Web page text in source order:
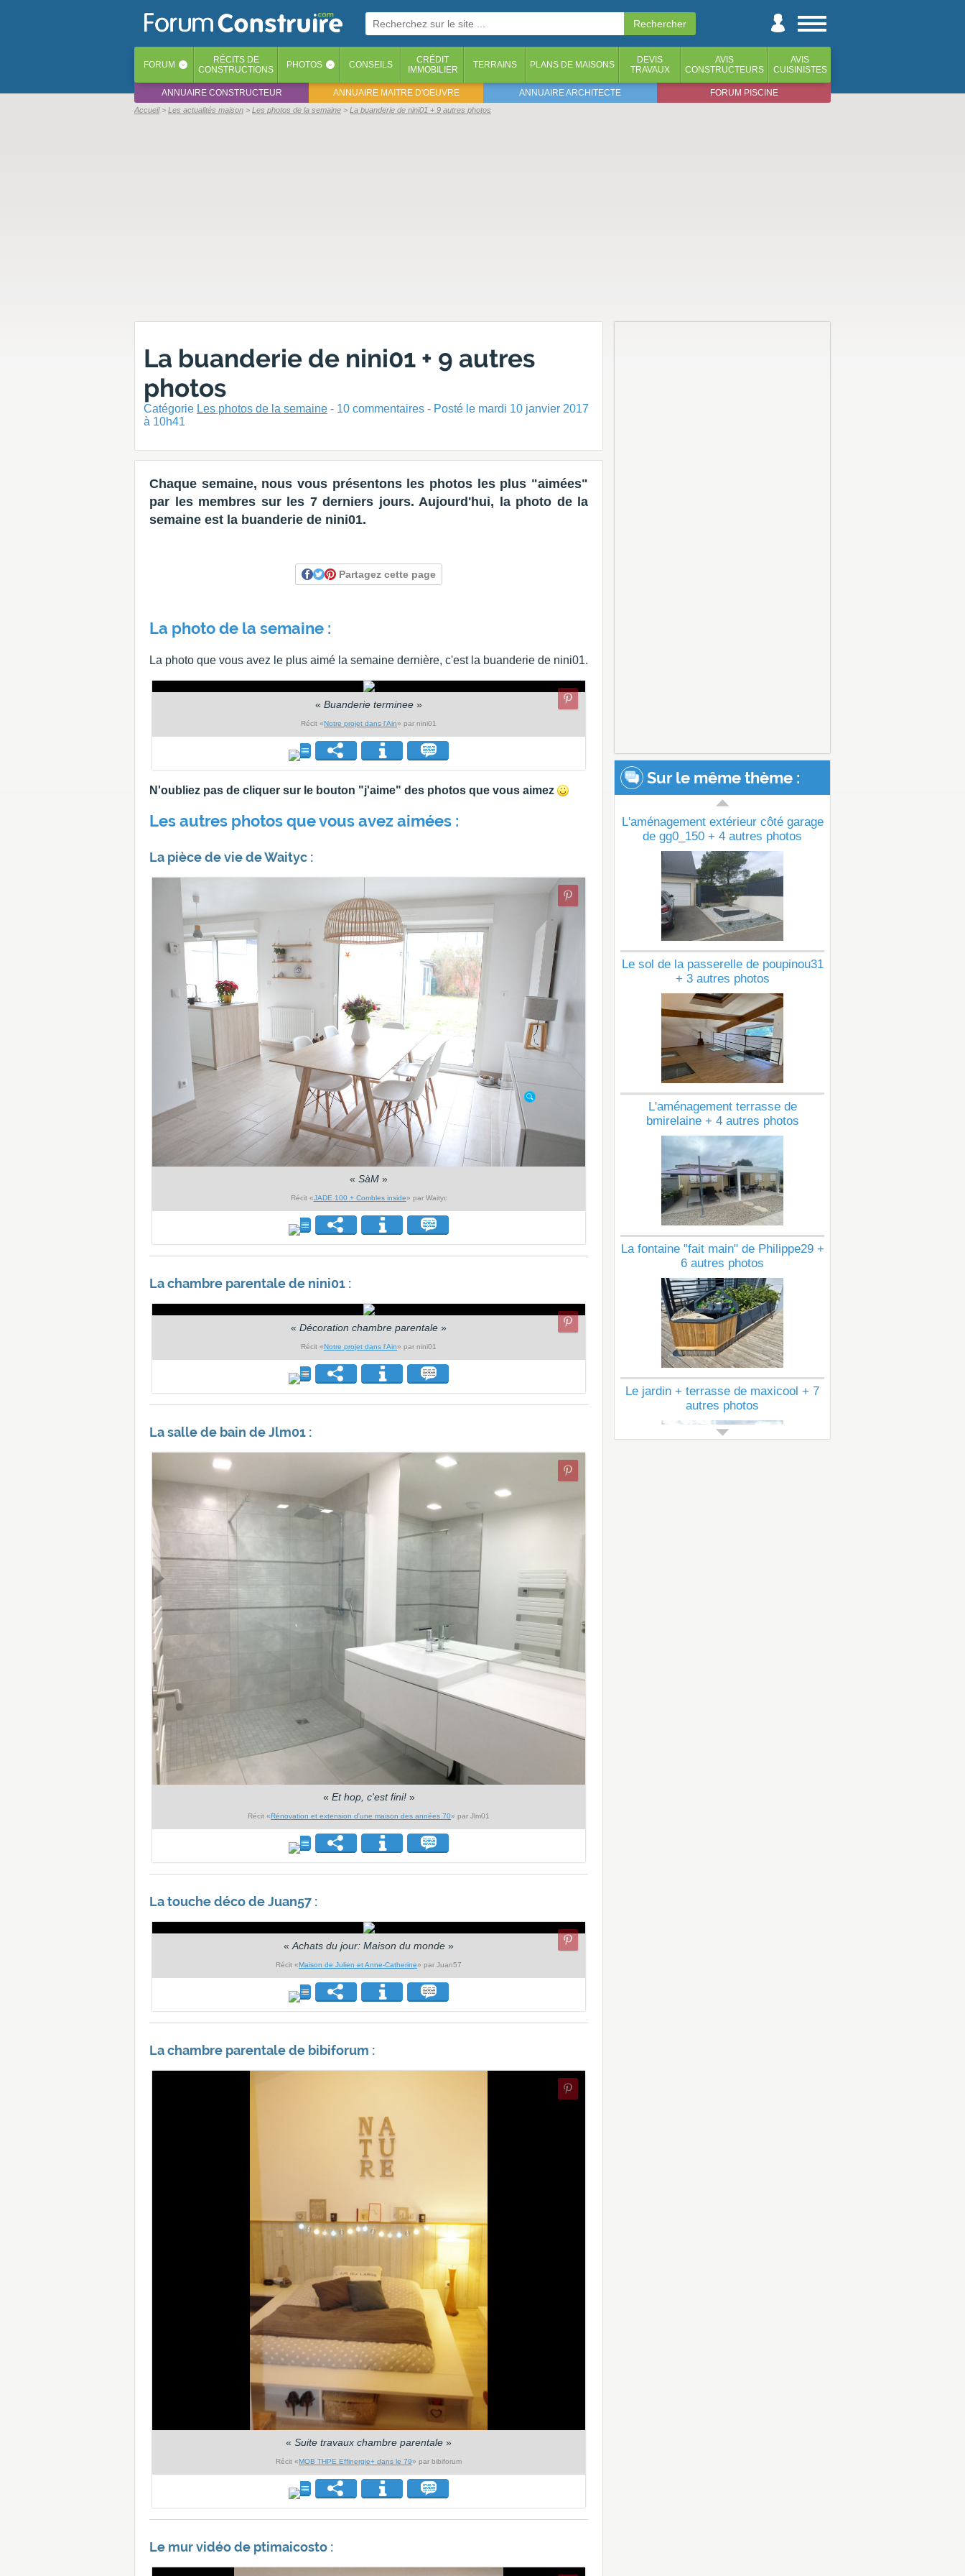
FORUM ‹ RÉCITS DE
CONSTRUCTIONS
PHOTOS ‹ CONSEILS
CRÉDIT
IMMOBILIER
TERRAINS PLANS DE MAISONS
DEVIS
TRAVAUX
AVIS
CONSTRUCTEURS
AVIS
CUISINISTES
ANNUAIRE CONSTRUCTEUR ANNUAIRE MAITRE D'OEUVRE ANNUAIRE ARCHITECTE FORUM PISCINE
Accueil Les actualités maison Les photos de la semaine La buanderie de nini01 + 9 autres photos
La buanderie de nini01 + 9 autres
photos
Catégorie Les photos de la semaine - 10 commentaires - Posté le mardi 10 janvier 2017
à 10h41
Chaque semaine, nous vous présentons les photos les plus "aimées"
par les membres sur les 7 derniers jours. Aujourd'hui, la photo de la
semaine est la buanderie de nini01.
Partagez cette page
La photo de la semaine :
La photo que vous avez le plus aimé la semaine dernière, c'est la buanderie de nini01.
« Buanderie terminee »
Récit «Notre projet dans l'Ain» par nini01
N'oubliez pas de cliquer sur le bouton "j'aime" des photos que vous aimez
Les autres photos que vous avez aimées :
La pièce de vie de Waityc :
« SàM »
Récit «JADE 100 + Combles inside» par Waityc
La chambre parentale de nini01 :
« Décoration chambre parentale »
Récit «Notre projet dans l'Ain» par nini01
La salle de bain de Jlm01 :
« Et hop, c'est fini!»
Récit «Rénovation et extension d'une maison des années 70» par Jlm01
La touche déco de Juan57 :
«Achats du jour: Maison du monde »
Récit «Maison de Julien et Anne-Catherine» par Juan57
La chambre parentale de bibiforum :
« Suite travaux chambre parentale »
Récit «MOB THPE Effinergie+ dans le 79» par bibiforum
Le mur vidéo de ptimaicosto :
Sur le même thème :
L'aménagement extérieur côté garage
de gg0_150 + 4 autres photos
Le sol de la passerelle de poupinou31
+ 3 autres photos
L'aménagement terrasse de
bmirelaine + 4 autres photos
La fontaine "fait main" de Philippe29 +
6 autres photos
Le jardin + terrasse de maxicool + 7
autres photos